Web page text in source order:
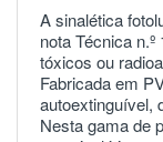
A sinalética
nota Técnica
tóxicos ou
Fabricada em
autoextinguível,
Nesta gama de